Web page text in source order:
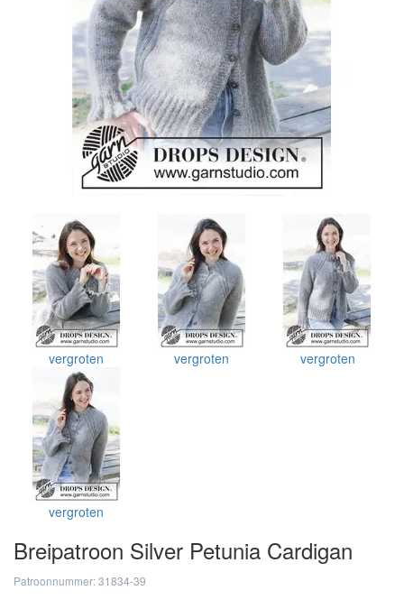
vergroten vergroten vergroten
vergroten
Breipatroon Silver Petunia Cardigan
Patroonnummer: 31834-39